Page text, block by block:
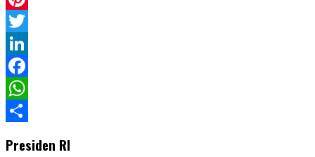
Pinterest
Twitter
LinkedIn
Facebook
WhatsApp
Presiden RI